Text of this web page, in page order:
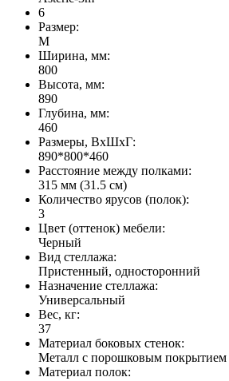
6
Размер:
M
Ширина, мм:
800
Высота, мм:
890
Глубина, мм:
460
Размеры, ВхШхГ:
890*800*460
Расстояние между полками:
315 мм (31.5 см)
Количество ярусов (полок):
3
Цвет (оттенок) мебели:
Черный
Вид стеллажа:
Пристенный, односторонний
Назначение стеллажа:
Универсальный
Вес, кг:
37
Материал боковых стенок:
Металл с порошковым покрытием
Материал полок: